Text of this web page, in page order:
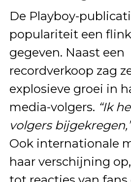
De Playboy-
populariteit een
gegeven. Naast een
recordverkoop zag
explosieve groei in
media-volgers. “Ik
volgers
Ook internationale
haar verschijning